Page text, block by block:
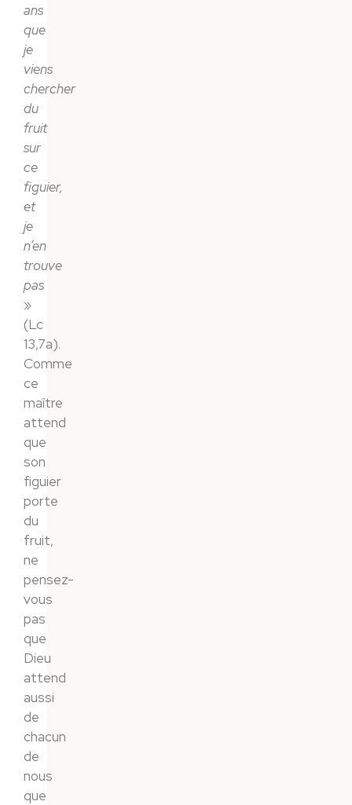
ans
que
je
viens
chercher
du
fruit
sur
ce
figuier,
et
je
n’en
trouve
pas
»
(Lc
13,7a).
Comme
ce
maître
attend
que
son
figuier
porte
du
fruit,
ne
pensez-
vous
pas
que
Dieu
attend
aussi
de
chacun
de
nous
que